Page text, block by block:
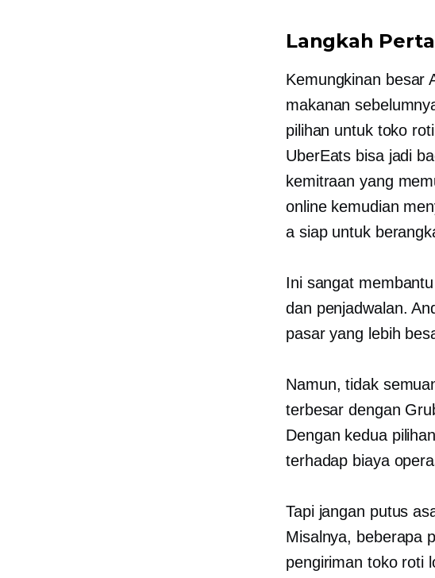
Langkah
Kemungkinan besar
makanan
pilihan untuk toko
UberEats bisa jadi
kemitraan yang
online kemudian
a siap untuk
Ini sangat
dan penjadwalan.
pasar yang lebih
Namun, tidak
terbesar dengan
Dengan kedua
terhadap biaya
Tapi jangan putus
Misalnya, beberapa
pengiriman toko roti